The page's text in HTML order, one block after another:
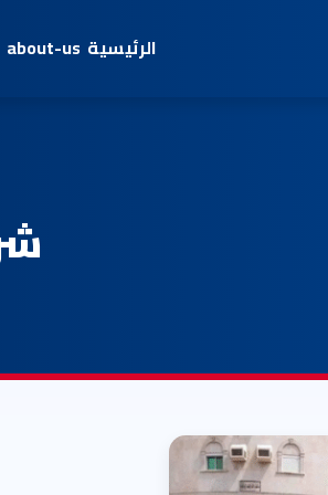
الرئيسية about-us